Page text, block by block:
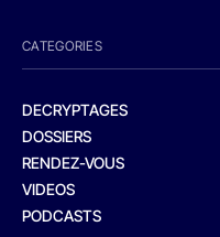
CATEGORIES
DECRYPTAGES
DOSSIERS
RENDEZ-VOUS
VIDEOS
PODCASTS